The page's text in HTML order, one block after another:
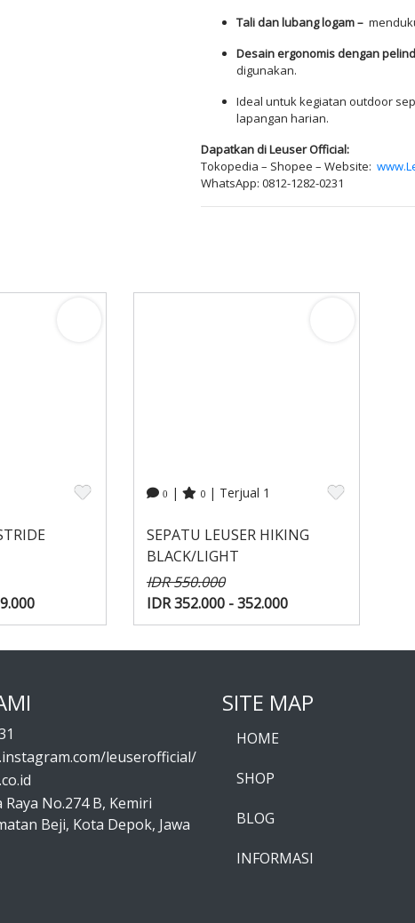
Tali dan lubang logam –
Desain ergonomis dengan
digunakan.
Ideal untuk kegiatan outdoor
lapangan harian.
Dapatkan di Leuser Official:
Tokopedia – Shopee – Website:
WhatsApp: 0812-1282-0231
0 | 0 | Terjual 1
SEPATU LEUSER HIKING
BLACK/LIGHT
IDR 550.000
IDR 352.000 - 352.000
leuserofficial/
Raya No.274 B, Kemiri
Beji, Kota Depok, Jawa
SITE MAP
HOME
SHOP
BLOG
INFORMASI